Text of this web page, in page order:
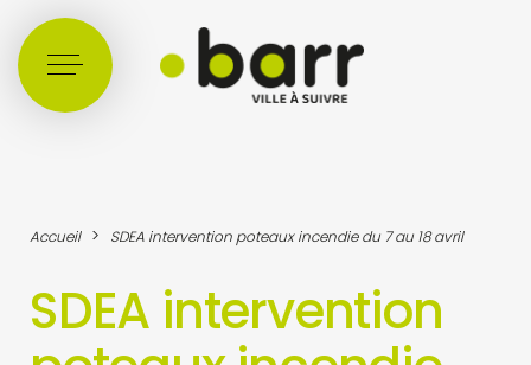
Accueil > SDEA intervention poteaux incendie du 7 au 18 avril
SDEA intervention